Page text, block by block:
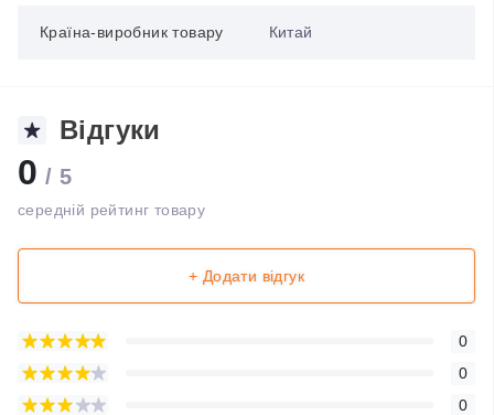
Країна-виробник товару Китай
Відгуки
0 / 5
середній рейтинг товару
+ Додати відгук
0
0
0